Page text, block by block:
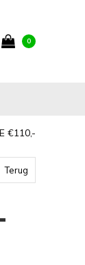
0
€110,-
Terug